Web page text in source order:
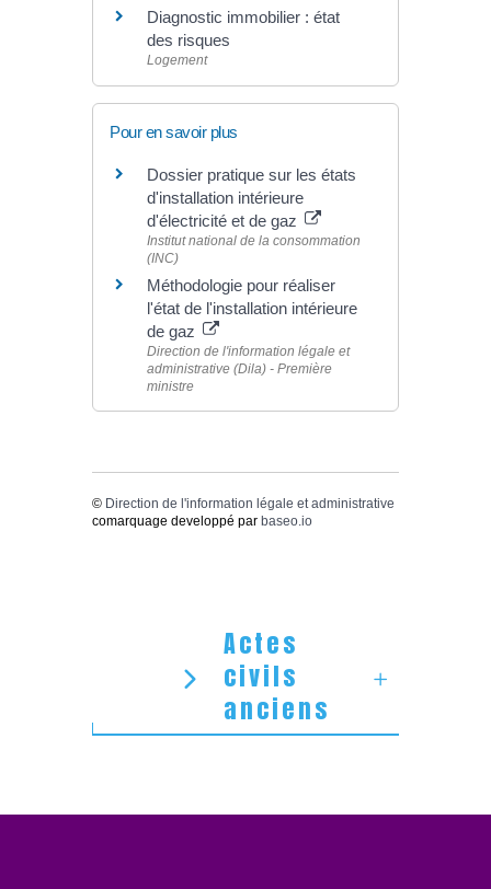
Diagnostic immobilier : état
des risques
Logement
Pour en savoir plus
Dossier pratique sur les états
d'installation intérieure
d'électricité et de gaz
Institut national de la consommation
(INC)
Méthodologie pour réaliser
l'état de l'installation intérieure
de gaz
Direction de l'information légale et
administrative (Dila) - Première
ministre
© Direction de l'information légale et administrative
comarquage developpé par baseo.io
Actes
civils
anciens